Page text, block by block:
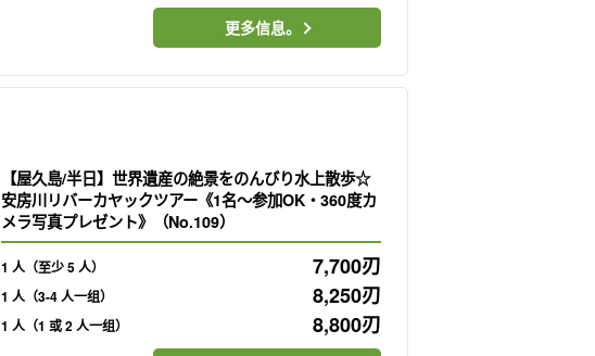
更多信息。
【屋久島/半日】世界遺産の絶景をのんびり水上散歩☆
安房川リバーカヤックツアー《1名～参加OK・360度カ
メラ写真プレゼント》（No.109）
1 人（至少 5 人） 7,700刃
1 人（3-4 人一组） 8,250刃
1 人（1 或 2 人一组） 8,800刃